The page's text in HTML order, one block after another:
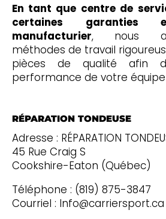
En tant que centre de
certaines garanties
manufacturier, nous
méthodes de travail
pièces de qualité afin
performance de votre
RÉPARATION TONDEUSE
Adresse : RÉPARATION
45 Rue Craig S
Cookshire-Eaton (Québec)
Téléphone : (819) 875-3847
Courriel : Info@carriersport.ca